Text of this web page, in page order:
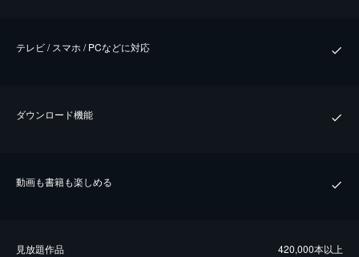
テレビ / スマホ / PCなどに対応
ダウンロード機能
動画も書籍も楽しめる
⾒放題作品 420,000本以上